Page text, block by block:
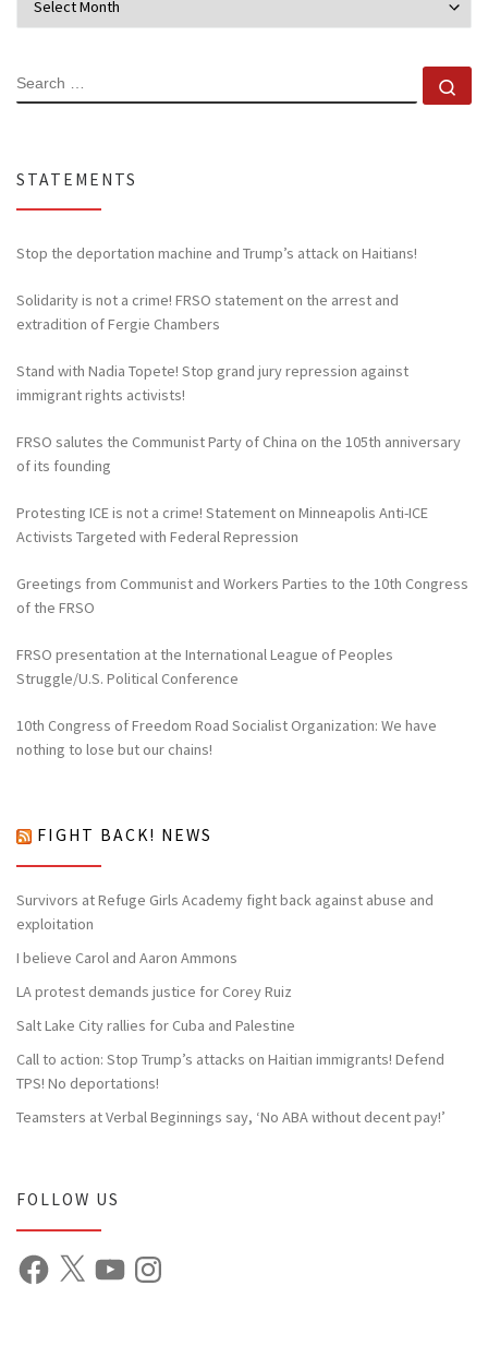
SEARCH
STATEMENTS
Stop the deportation machine and Trump’s attack on Haitians!
Solidarity is not a crime! FRSO statement on the arrest and
extradition of Fergie Chambers
Stand with Nadia Topete! Stop grand jury repression against
immigrant rights activists!
FRSO salutes the Communist Party of China on the 105th anniversary
of its founding
Protesting ICE is not a crime! Statement on Minneapolis Anti-ICE
Activists Targeted with Federal Repression
Greetings from Communist and Workers Parties to the 10th Congress
of the FRSO
FRSO presentation at the International League of Peoples
Struggle/U.S. Political Conference
10th Congress of Freedom Road Socialist Organization: We have
nothing to lose but our chains!
FIGHT BACK! NEWS
Survivors at Refuge Girls Academy fight back against abuse and
exploitation
I believe Carol and Aaron Ammons
LA protest demands justice for Corey Ruiz
Salt Lake City rallies for Cuba and Palestine
Call to action: Stop Trump’s attacks on Haitian immigrants! Defend
TPS! No deportations!
Teamsters at Verbal Beginnings say, ‘No ABA without decent pay!’
FOLLOW US
Facebook YouTubeInstagram